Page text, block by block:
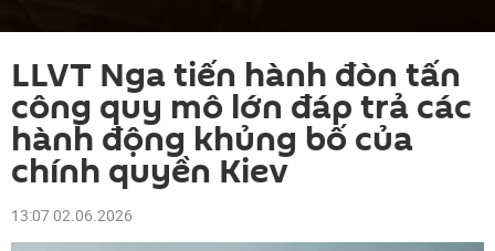
LLVT Nga tiến hành đòn tấn
công quy mô lớn đáp trả các
hành động khủng bố của
chính quyền Kiev
13:07 02.06.2026